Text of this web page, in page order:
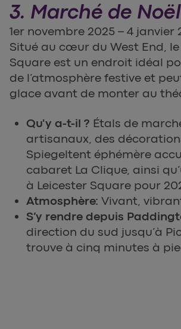
3. Marché de
1er novembre 2025 – 4 janvier
Situé au cœur du West End,
Square est un endroit idéal
de l’atmosphère festive et
glace avant de monter au
Qu'y a-t-il ? Étals de
artisanaux, des
Spiegeltent éphémère
cabaret La Clique, ainsi
à Leicester Square pour
Atmosphère: Vivant,
S’y rendre depuis
direction du sud jusqu’à
trouve à cinq minutes à